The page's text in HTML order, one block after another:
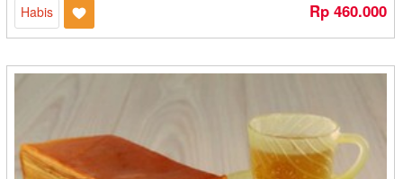
Mee Mee Pusat Oleh-oleh - Cilegon
Mekar Mandiri - Bontang
Mekar Snack - Medan
Melinjo Chips - Cirebon
Memey - Cirebon
Meranti - Medan
Habis Rp 460.000